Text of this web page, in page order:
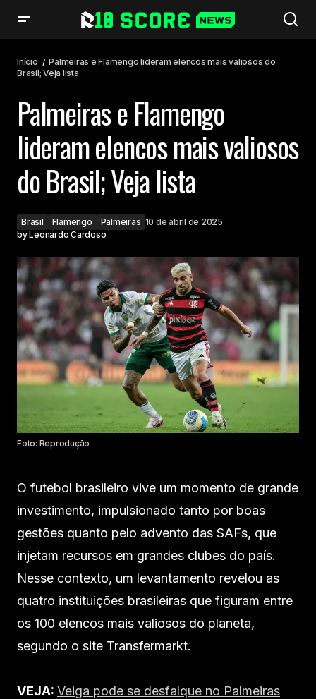
Início
Palmeiras e Flamengo lideram elencos mais valiosos do
Brasil; Veja lista
Palmeiras e Flamengo
lideram elencos mais valiosos
do Brasil; Veja lista
Brasil Flamengo Palmeiras 10 de abril de 2025
byLeonardo Cardoso
Foto: Reprodução
O futebol brasileiro vive um momento de grande
investimento, impulsionado tanto por boas
gestões quanto pelo advento das SAFs, que
injetam recursos em grandes clubes do país.
Nesse contexto, um levantamento revelou as
quatro instituições brasileiras que figuram entre
os 100 elencos mais valiosos do planeta,
segundo o site Transfermarkt.
VEJA: Veiga pode se desfalque no Palmeiras